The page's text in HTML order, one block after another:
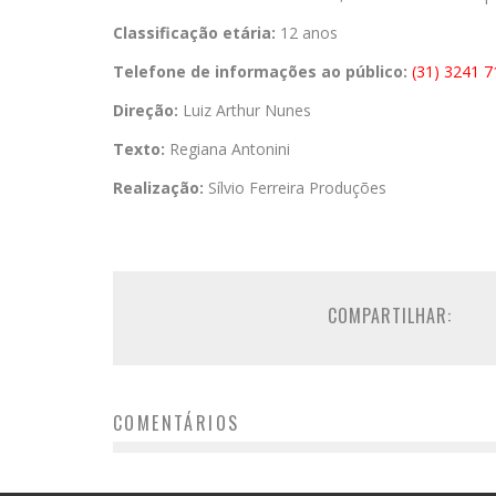
Classificação etária: 12 anos
Telefone de informações ao público: (31) 3241
Direção: Luiz Arthur Nunes
Texto: Regiana Antonini
Realização: Sílvio Ferreira Produções
COMPARTILHAR:
COMENTÁRIOS